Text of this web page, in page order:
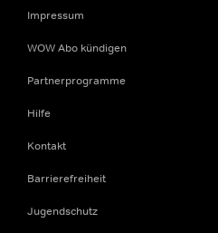
Impressum
WOW Abo kündigen
Partnerprogramme
Hilfe
Kontakt
Barrierefreiheit
Jugendschutz